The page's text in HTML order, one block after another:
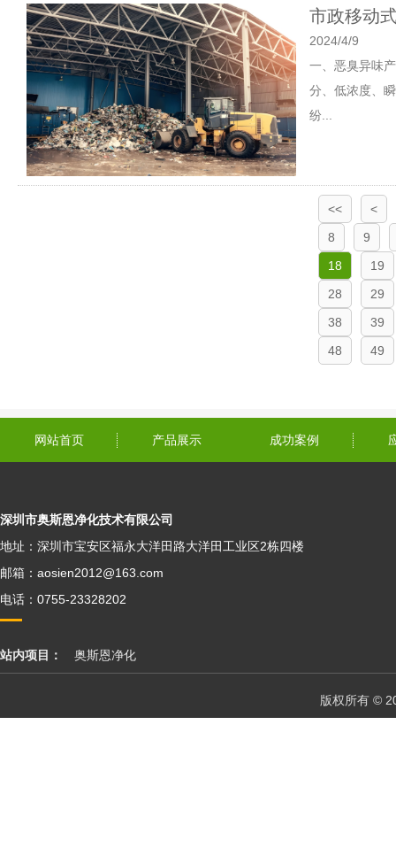
市政移动
2024/4/9
一、恶臭异味
分、低浓度、
纷...
<<
<
8
9
18
19
28
29
38
39
48
49
网站首页 产品展示 成功案例
深圳市奥斯恩净化技术有限公司
地址：深圳市宝安区福永大洋田路大洋田工业区2栋四楼
邮箱：aosien2012@163.com
电话：0755-23328202
站内项目： 奥斯恩净化
版权所有 ©